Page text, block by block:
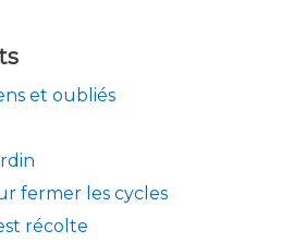
et oubliés
fermer les cycles
récolte